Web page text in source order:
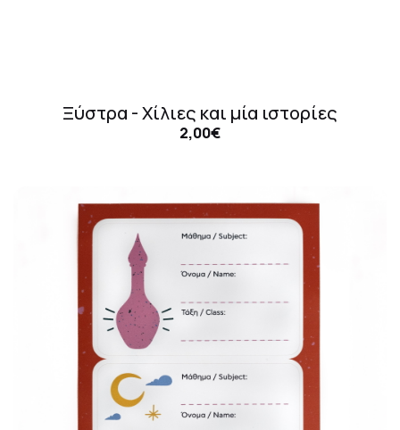
Ξύστρα - Χίλιες και μία ιστορίες
2,00€